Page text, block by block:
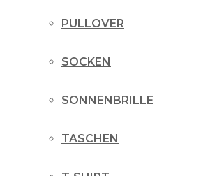
PULLOVER
SOCKEN
SONNENBRILLE
TASCHEN